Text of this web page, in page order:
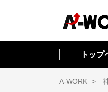
トップ
A-WORK